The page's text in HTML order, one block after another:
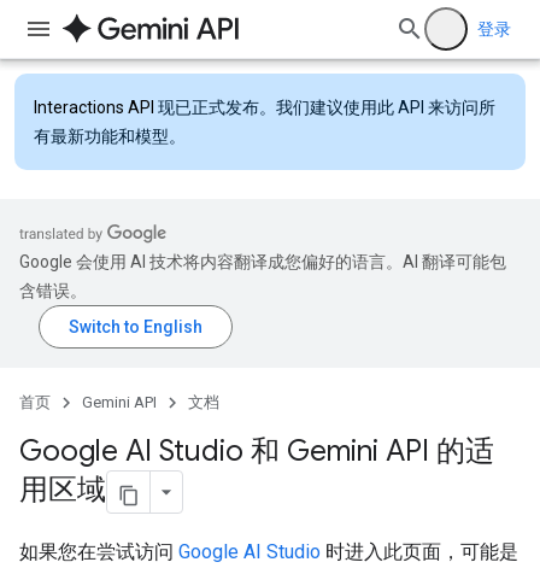
登录
Interactions API 现已正式发布。我们建议使用此 API 来访问所
有最新功能和模型。
Google 会使用 AI 技术将内容翻译成您偏好的语言。AI 翻译可能包
含错误。
首页 Gemini API 文档
Google AI Studio 和 Gemini API 的适
用区域
如果您在尝试访问 Google AI Studio 时进入此页面，可能是